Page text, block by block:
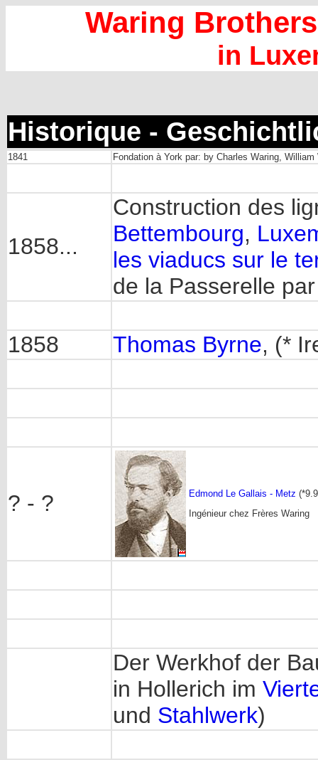
Waring
in
Historique -
1841 Fondation à York par: by Charles Waring,
1858...
Construction des
Bettembourg,
les viaducs sur le
de la Passerelle
1858 Thomas Byrne, (*
? - ? Edmond Le Gallais - Metz
Ingénieur chez Frères Waring
Der Werkhof der
in Hollerich im
und Stahlwerk)